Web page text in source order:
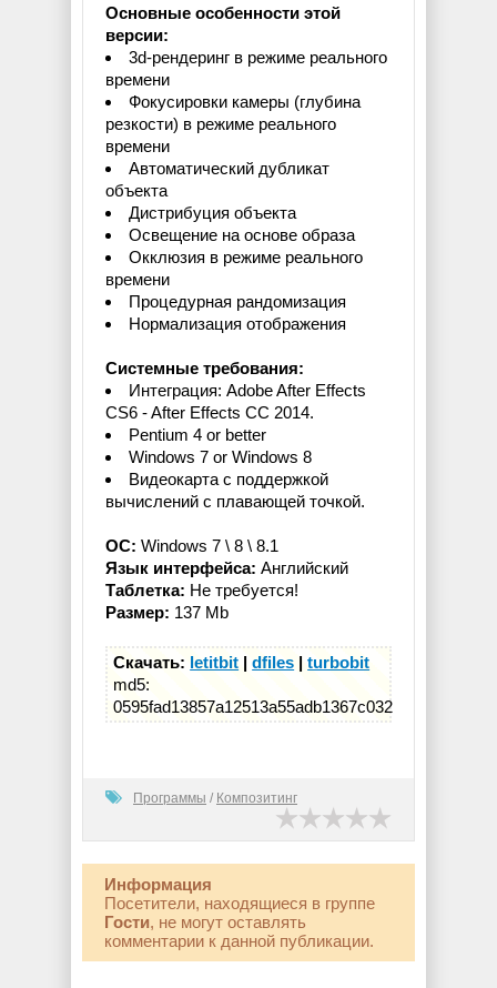
Основные особенности этой
версии:
3d-рендеринг в режиме реального
времени
Фокусировки камеры (глубина
резкости) в режиме реального
времени
Автоматический дубликат
объекта
Дистрибуция объекта
Освещение на основе образа
Окклюзия в режиме реального
времени
Процедурная рандомизация
Нормализация отображения
Системные требования:
Интеграция: Adobe After Effects
CS6 - After Effects CC 2014.
Pentium 4 or better
Windows 7 or Windows 8
Видеокарта с поддержкой
вычислений с плавающей точкой.
ОС: Windows 7 \ 8 \ 8.1
Язык интерфейса: Английский
Таблетка: Не требуется!
Размер: 137 Mb
Скачать: letitbit |dfiles |turbobit
md5:
0595fad13857a12513a55adb1367c032
Программы / Композитинг
Информация
Посетители, находящиеся в группе
Гости, не могут оставлять
комментарии к данной публикации.